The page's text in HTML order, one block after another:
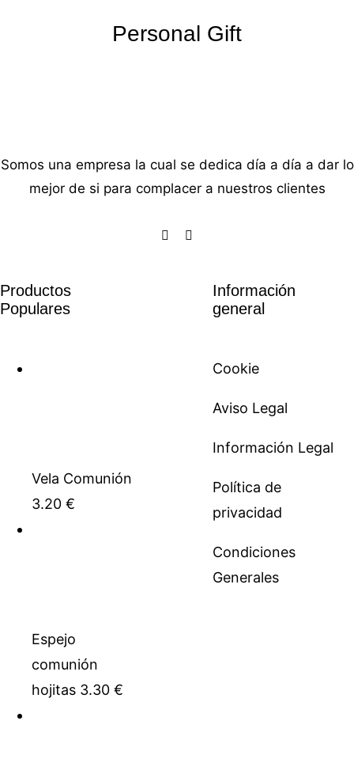
Personal Gift
Somos una empresa la cual se dedica día a día a dar lo
mejor de si para complacer a nuestros clientes
Productos
Populares
Vela Comunión
3.20 €
Espejo
comunión
hojitas 3.30 €
Información
general
Cookie
Aviso Legal
Información Legal
Política de
privacidad
Condiciones
Generales